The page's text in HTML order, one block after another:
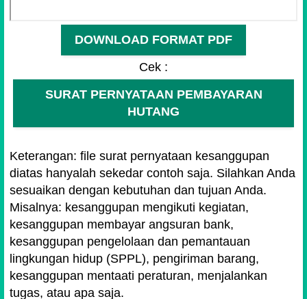
DOWNLOAD FORMAT PDF
Cek :
SURAT PERNYATAAN PEMBAYARAN
HUTANG
Keterangan: file surat pernyataan kesanggupan
diatas hanyalah sekedar contoh saja. Silahkan Anda
sesuaikan dengan kebutuhan dan tujuan Anda.
Misalnya: kesanggupan mengikuti kegiatan,
kesanggupan membayar angsuran bank,
kesanggupan pengelolaan dan pemantauan
lingkungan hidup (SPPL), pengiriman barang,
kesanggupan mentaati peraturan, menjalankan
tugas, atau apa saja.